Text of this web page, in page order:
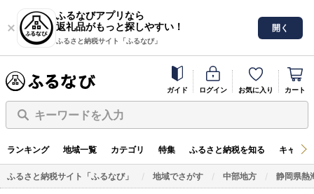
ふるなびアプリなら
返礼品がもっと探しやすい！
ふるさと納税サイト「ふるなび」
開く
ガイド ログイン お気に入り カート
キーワードを入力
ランキング 地域一覧 カテゴリ 特集 ふるさと納税を知る キャン
ふるさと納税サイト「ふるなび」 地域でさがす 中部地方 静岡県熱